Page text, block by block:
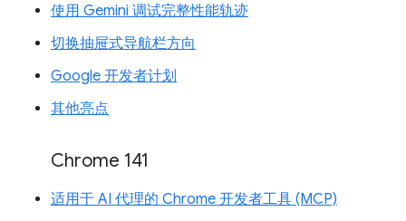
使用 Gemini 调试完整性能轨迹
切换抽屉式导航栏方向
Google 开发者计划
其他亮点
Chrome 141
适用于 AI 代理的 Chrome 开发者工具 (MCP)